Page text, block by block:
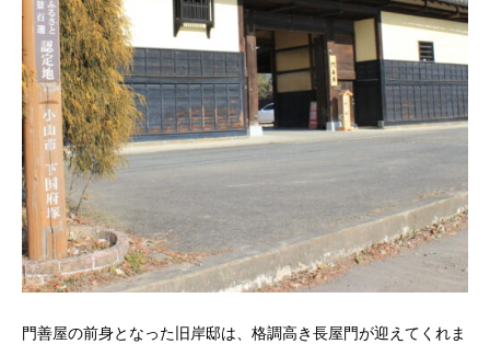
門善屋の前身となった旧岸邸は、格調高き長屋門が迎えてくれま